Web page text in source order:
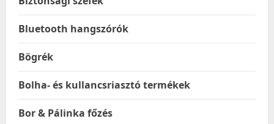
Bluetooth hangszórók
Bögrék
Bolha- és kullancsriasztó termékek
Bor & Pálinka főzés